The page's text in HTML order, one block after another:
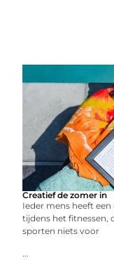
Creatief de zomer in
Ieder mens heeft
tijdens het fitnessen,
sporten niets voor
...